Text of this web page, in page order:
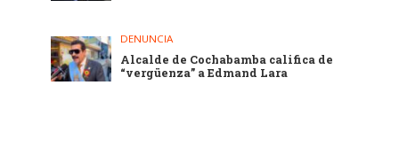
DENUNCIA
Alcalde de Cochabamba califica de
“vergüenza” a Edmand Lara